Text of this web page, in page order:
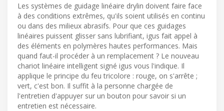
Les systèmes de guidage linéaire drylin doivent faire face
à des conditions extrêmes, qu'ils soient utilisés en continu
ou dans des milieux abrasifs. Pour que ces guidages
linéaires puissent glisser sans lubrifiant, igus fait appel à
des éléments en polymères hautes performances. Mais
quand faut-il procéder à un remplacement ? Le nouveau
chariot linéaire intelligent signé igus vous l'indique. Il
applique le principe du feu tricolore : rouge, on s'arrête ;
vert, c'est bon. Il suffit à la personne chargée de
l'entretien d'appuyer sur un bouton pour savoir si un
entretien est nécessaire.